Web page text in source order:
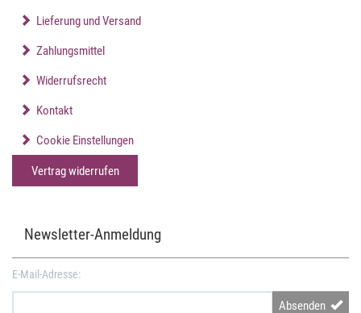
Lieferung und Versand
Zahlungsmittel
Widerrufsrecht
Kontakt
Cookie Einstellungen
Vertrag widerrufen
Newsletter-Anmeldung
E-Mail-Adresse:
Absenden